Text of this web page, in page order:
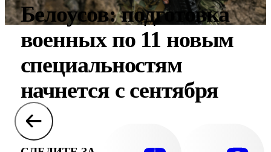
Белоусов: подготовка
военных по 11 новым
специальностям
начнется с сентября